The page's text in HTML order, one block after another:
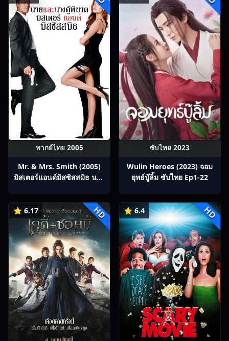
พากย์ไทย 2005
Mr. & Mrs. Smith (2005)
มิสเตอร์แอนด์มิสซิสสมิธ นาย
ซับไทย 2023
Wulin Heroes (2023) จอม
ยุทธ์บู๊ลิ้ม ซับไทย Ep1-22
⭐ 6.17 HD ⭐ 6.4 HD